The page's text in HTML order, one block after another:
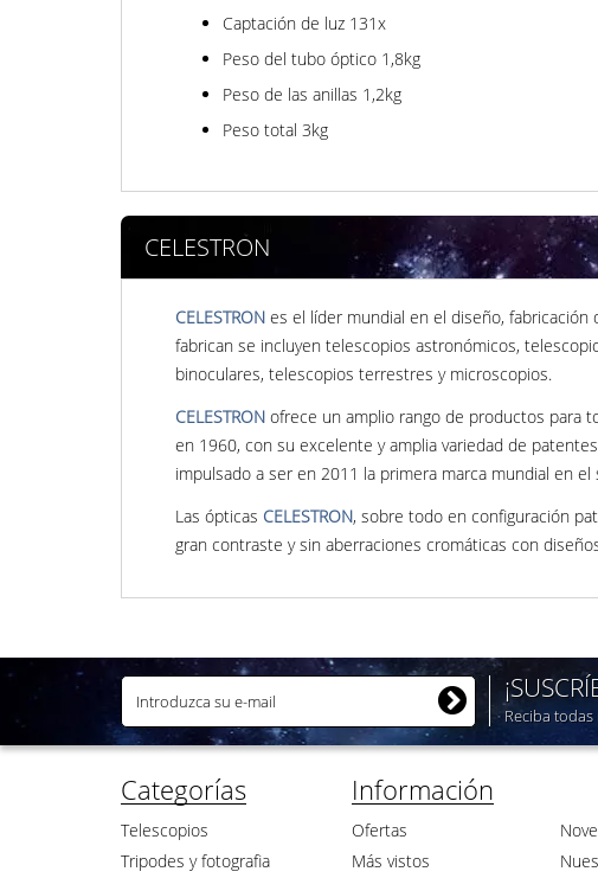
Captación de luz 131x
Peso del tubo óptico 1,8kg
Peso de las anillas 1,2kg
Peso total 3kg
CELESTRON
CELESTRON es el líder mundial en el diseño,
fabrican se incluyen telescopios astronómicos,
binoculares, telescopios terrestres y microscopios.
CELESTRON ofrece un amplio rango de productos para
en 1960, con su excelente y amplia variedad de
impulsado a ser en 2011 la primera marca mundial en
Las ópticas CELESTRON, sobre todo en configuración
gran contraste y sin aberraciones cromáticas con
Reciba
Categorías
Telescopios
Tripodes y fotografia
Información
Ofertas
Más vistos